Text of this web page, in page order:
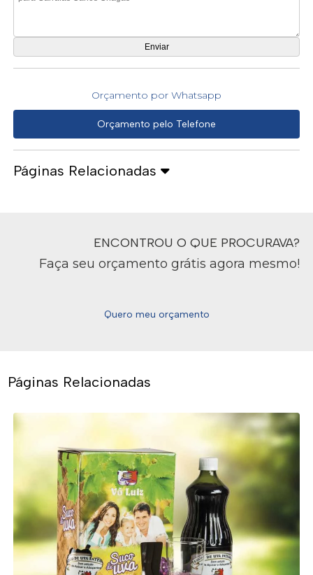
Orçamento por Whatsapp
Orçamento pelo Telefone
Páginas Relacionadas
ENCONTROU O QUE PROCURAVA?
Faça seu orçamento grátis agora mesmo!
Quero meu orçamento
Páginas Relacionadas